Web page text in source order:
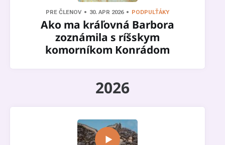
PRE ČLENOV 30. APR 2026 PODPULŤÁKY
Ako ma kráľovná Barbora
zoznámila s ríšskym
komorníkom Konrádom
2026